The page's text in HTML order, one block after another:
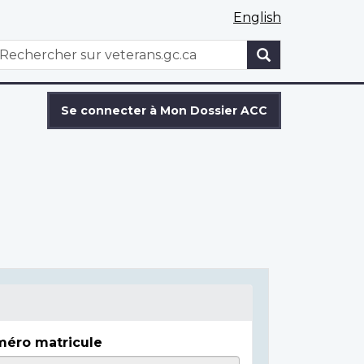
English
WxT
Se connecter à Mon Dossier ACC
matricule